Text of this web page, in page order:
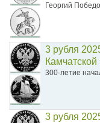
Георгий
3 рубля
300-летие
3 рубля